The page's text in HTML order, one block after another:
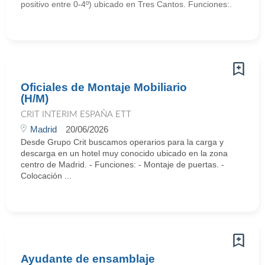
positivo entre 0-4º) ubicado en Tres Cantos. Funciones:.
Oficiales de Montaje Mobiliario
(H/M)
CRIT INTERIM ESPAÑA ETT
Madrid 20/06/2026
Desde Grupo Crit buscamos operarios para la carga y
descarga en un hotel muy conocido ubicado en la zona
centro de Madrid. - Funciones: - Montaje de puertas. -
Colocación ...
Ayudante de ensamblaje